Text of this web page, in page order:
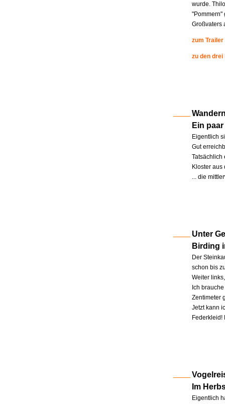
wurde.
"Pommern"
Großvaters
zum Trailer
zu den
Ein
Eigentlich
Gut
Tatsächlich
Kloster
... die
Unter
Birding
Der
schon bis
Weiter
Ich
Zentimeter
Jetzt kann
Im
Eigentlich